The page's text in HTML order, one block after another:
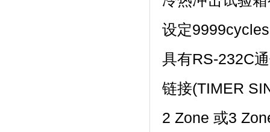
设定
具有RS-232C通
链接(TIMER
2 Zone 或3 Zone